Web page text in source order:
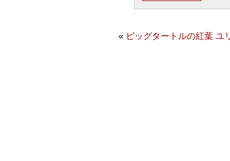
« ビッグタートルの紅葉 ユ